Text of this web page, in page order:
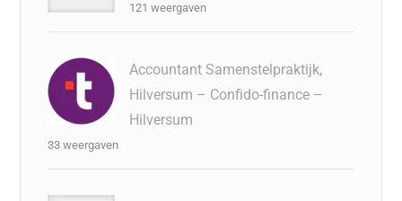
121 weergaven
Accountant Samenstelpraktijk,
Hilversum – Confido-finance –
Hilversum
33 weergaven